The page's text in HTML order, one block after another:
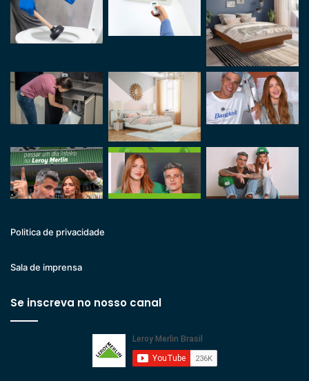
Politica de privacidade
Sala de imprensa
Se inscreva no nosso canal